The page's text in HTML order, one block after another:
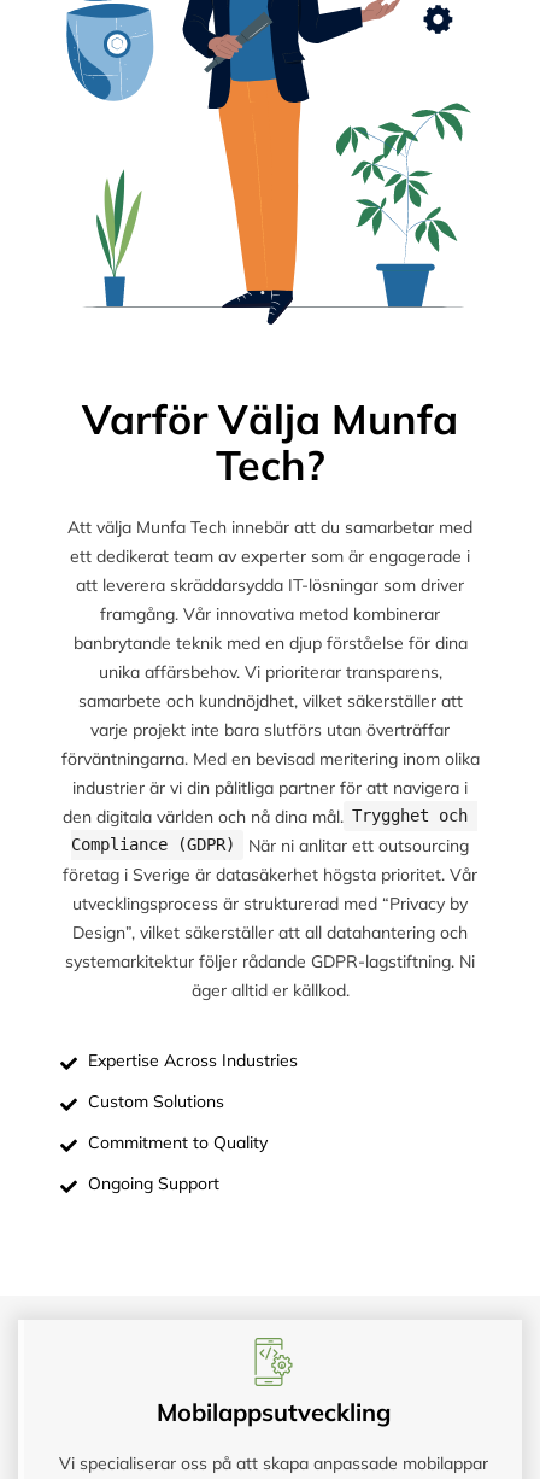
Varför Välja Munfa
Tech?
Att välja Munfa Tech innebär att du samarbetar med
ett dedikerat team av experter som är engagerade i
att leverera skräddarsydda IT-lösningar som driver
framgång. Vår innovativa metod kombinerar
banbrytande teknik med en djup förståelse för dina
unika affärsbehov. Vi prioriterar transparens,
samarbete och kundnöjdhet, vilket säkerställer att
varje projekt inte bara slutförs utan överträffar
förväntningarna. Med en bevisad meritering inom olika
industrier är vi din pålitliga partner för att navigera i
den digitala världen och nå dina mål. Trygghet och
Compliance (GDPR)
När ni anlitar ett outsourcing
företag i Sverige är datasäkerhet högsta prioritet. Vår
utvecklingsprocess är strukturerad med “Privacy by
Design”, vilket säkerställer att all datahantering och
systemarkitektur följer rådande GDPR-lagstiftning. Ni
äger alltid er källkod.
Expertise Across Industries
Custom Solutions
Commitment to Quality
Ongoing Support
Mobilappsutveckling
Vi specialiserar oss på att skapa anpassade mobilappar